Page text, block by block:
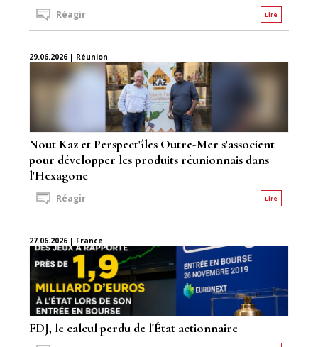
Lire
Réagir
29.06.2026 | Réunion
Nout Kaz et Perspect'îles Outre-Mer s'associent
pour développer les produits réunionnais dans
l'Hexagone
Lire
Réagir
27.06.2026 | France
FDJ, le calcul perdu de l'État actionnaire